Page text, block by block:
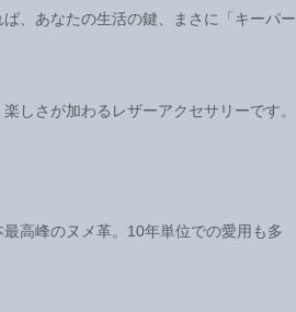
、あなたの生活の鍵、まさに「キーパー
しさが加わるレザーアクセサリーです。
高峰のヌメ革。10年単位での愛用も多